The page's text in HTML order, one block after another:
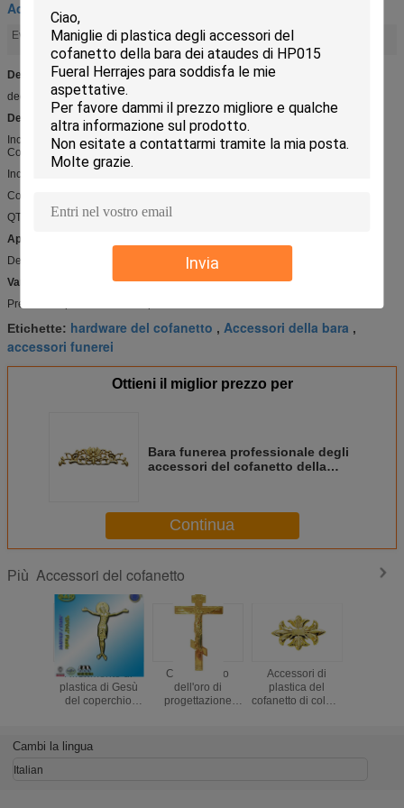
Invia
Accessori del cofanetto
Evidenziare: hardware del cofanetto,accessori funerei
Dettaglio rapido:
decorazione DP022 della bara
Descrizione:
Incrocio di plastica per la bara
Colore: Dorato
Incrocio di plastica DP022
Colore: Dorato
QTY DI MIN: 1000PCS
Applicazioni:
Decorazione di legno della bara
Vantaggio competitivo:
Prezzo competitivo e di alta qualità
Etichette: hardware del cofanetto , Accessori della bara ,
accessori funerei
Ottieni il miglior prezzo per
Bara funerea professionale degli
accessori del cofanetto della
Continua
Più Accessori del cofanetto
Riferimento di
plastica di Gesù
del coperchio
cofanetto nessun
DP042 cristo
Colore russo
dell'oro di
progettazione
Accessori di
plastica del
cofanetto di colore
Cambi la lingua
Italian